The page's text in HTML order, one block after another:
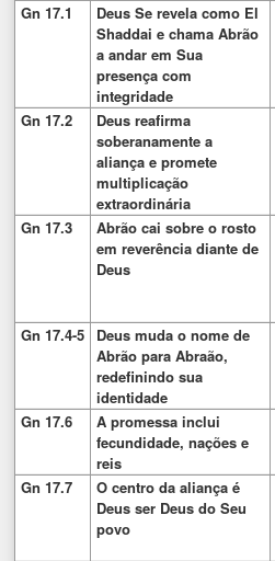
Gn 17.1
Deus Se revela como El
Shaddai e chama Abrão
a andar em Sua
presença com
integridade
Gn 17.2
Deus reafirma
soberanamente a
aliança e promete
multiplicação
extraordinária
Gn 17.3
Abrão cai sobre o rosto
em reverência diante de
Deus
Gn 17.4-5
Deus muda o nome de
Abrão para Abraão,
redefinindo sua
identidade
Gn 17.6
A promessa inclui
fecundidade, nações e
reis
Gn 17.7
O centro da aliança é
Deus ser Deus do Seu
povo